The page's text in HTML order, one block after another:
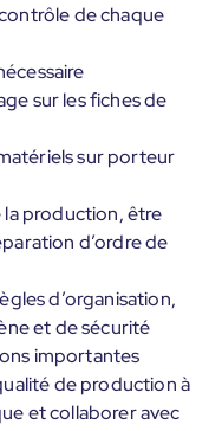
de chaque
sur les fiches de
sur porteur
la production, être
d’ordre de
d’organisation,
et de sécurité
importantes
de production à
et collaborer avec